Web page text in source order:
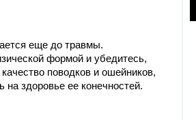
еще до травмы.
формой и убедитесь,
поводков и ошейников,
на здоровье ее конечностей.